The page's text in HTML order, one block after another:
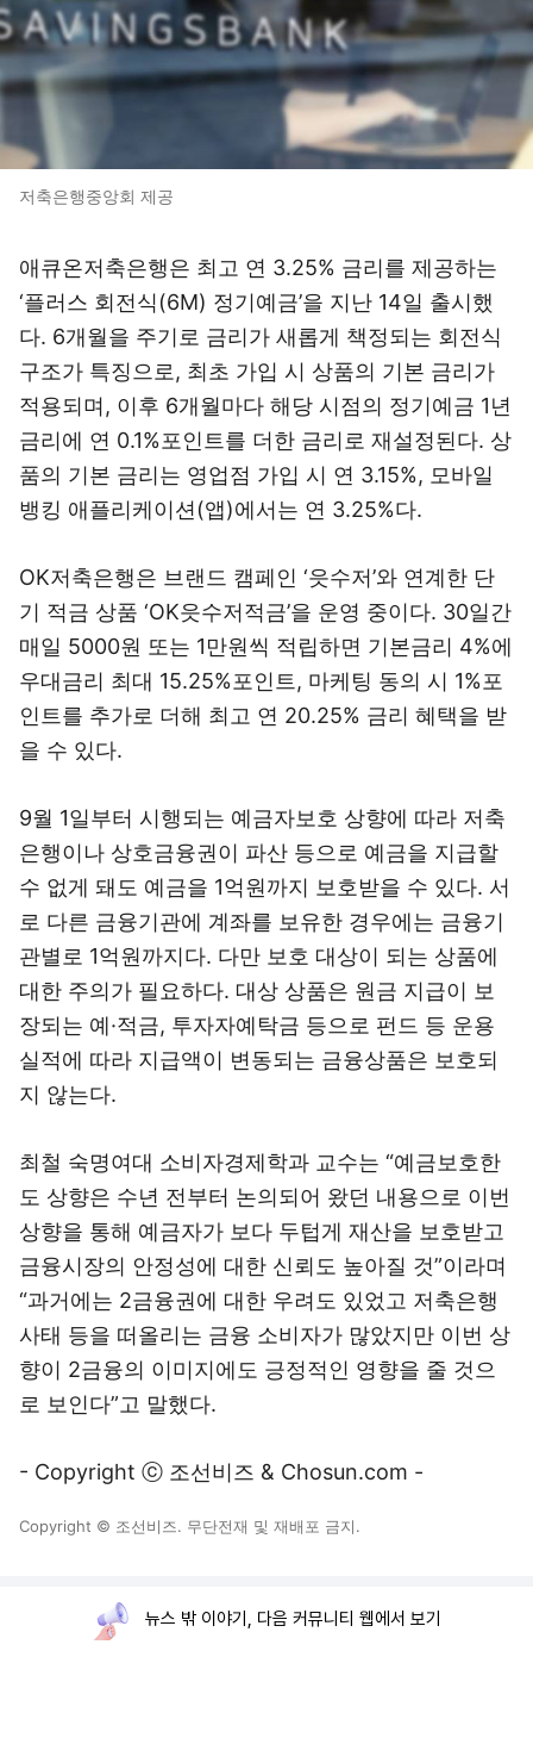
저축은행중앙회 제공
애큐온저축은행은 최고 연 3.25% 금리를 제공하는
‘플러스 회전식(6M) 정기예금’을 지난 14일 출시했
다. 6개월을 주기로 금리가 새롭게 책정되는 회전식
구조가 특징으로, 최초 가입 시 상품의 기본 금리가
적용되며, 이후 6개월마다 해당 시점의 정기예금 1년
금리에 연 0.1%포인트를 더한 금리로 재설정된다. 상
품의 기본 금리는 영업점 가입 시 연 3.15%, 모바일
뱅킹 애플리케이션(앱)에서는 연 3.25%다.
OK저축은행은 브랜드 캠페인 ‘읏수저’와 연계한 단
기 적금 상품 ‘OK읏수저적금’을 운영 중이다. 30일간
매일 5000원 또는 1만원씩 적립하면 기본금리 4%에
우대금리 최대 15.25%포인트, 마케팅 동의 시 1%포
인트를 추가로 더해 최고 연 20.25% 금리 혜택을 받
을 수 있다.
9월 1일부터 시행되는 예금자보호 상향에 따라 저축
은행이나 상호금융권이 파산 등으로 예금을 지급할
수 없게 돼도 예금을 1억원까지 보호받을 수 있다. 서
로 다른 금융기관에 계좌를 보유한 경우에는 금융기
관별로 1억원까지다. 다만 보호 대상이 되는 상품에
대한 주의가 필요하다. 대상 상품은 원금 지급이 보
장되는 예·적금, 투자자예탁금 등으로 펀드 등 운용
실적에 따라 지급액이 변동되는 금융상품은 보호되
지 않는다.
최철 숙명여대 소비자경제학과 교수는 “예금보호한
도 상향은 수년 전부터 논의되어 왔던 내용으로 이번
상향을 통해 예금자가 보다 두텁게 재산을 보호받고
금융시장의 안정성에 대한 신뢰도 높아질 것”이라며
“과거에는 2금융권에 대한 우려도 있었고 저축은행
사태 등을 떠올리는 금융 소비자가 많았지만 이번 상
향이 2금융의 이미지에도 긍정적인 영향을 줄 것으
로 보인다”고 말했다.
- Copyright ⓒ 조선비즈 & Chosun.com -
Copyright © 조선비즈. 무단전재 및 재배포 금지.
뉴스 밖 이야기, 다음 커뮤니티 웹에서 보기